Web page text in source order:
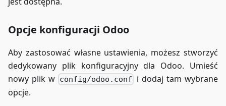
        proxy_read_timeout    60s;
    }
    # Cache statycznych plików
    location ~* /web/static/ {
        proxy_cache_valid 200 60m;
Opcje konfiguracji Odoo
Aby zastosować własne ustawienia, możesz stworzyć
dedykowany plik konfiguracyjny dla Odoo. Umieść
nowy plik w config/odoo.conf
i dodaj tam wybrane
opcje.